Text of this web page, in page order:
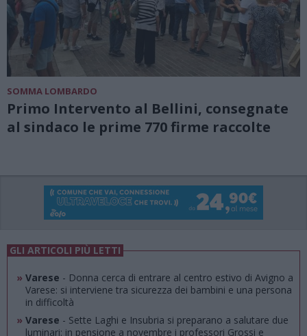
SOMMA LOMBARDO
Primo Intervento al Bellini, consegnate
al sindaco le prime 770 firme raccolte
GLI ARTICOLI PIÙ LETTI
» Varese - Donna cerca di entrare al centro estivo di Avigno a
Varese: si interviene tra sicurezza dei bambini e una persona
in difficoltà
» Varese - Sette Laghi e Insubria si preparano a salutare due
luminari: in pensione a novembre i professori Grossi e